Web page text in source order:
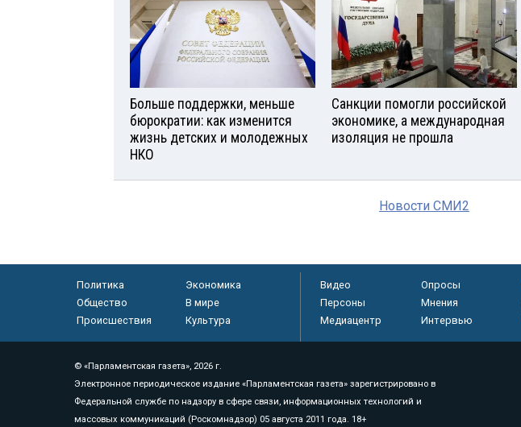
Больше поддержки, меньше
бюрократии: как изменится
жизнь детских и молодежных
НКО
Санкции помогли российской
экономике, а международная
изоляция не прошла
Новости СМИ2
Политика
Экономика
Общество
В мире
Происшествия
Культура
Видео Опросы
Персоны
Мнения
Медиацентр
Интервью
© «Парламентская газета», 2026 г.
Электронное периодическое издание «Парламентская газета» зарегистрировано в
Федеральной службе по надзору в сфере связи, информационных технологий и
массовых коммуникаций (Роскомнадзор) 05 августа 2011 года. 18+